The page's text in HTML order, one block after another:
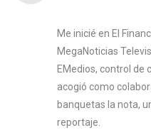
Me inicié en El
MegaNoticias
EMedios, control de
acogió como
banquetas la nota,
reportaje.